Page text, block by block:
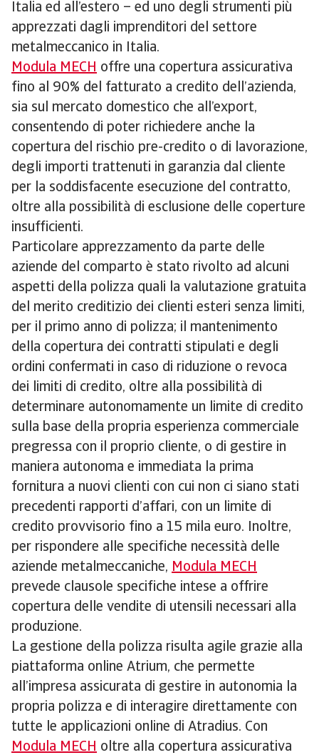
Italia ed all’estero – ed uno degli strumenti più
apprezzati dagli imprenditori del settore
metalmeccanico in Italia.
Modula MECH offre una copertura assicurativa
fino al 90% del fatturato a credito dell’azienda,
sia sul mercato domestico che all’export,
consentendo di poter richiedere anche la
copertura del rischio pre-credito o di lavorazione,
degli importi trattenuti in garanzia dal cliente
per la soddisfacente esecuzione del contratto,
oltre alla possibilità di esclusione delle coperture
insufficienti.
Particolare apprezzamento da parte delle
aziende del comparto è stato rivolto ad alcuni
aspetti della polizza quali la valutazione gratuita
del merito creditizio dei clienti esteri senza limiti,
per il primo anno di polizza; il mantenimento
della copertura dei contratti stipulati e degli
ordini confermati in caso di riduzione o revoca
dei limiti di credito, oltre alla possibilità di
determinare autonomamente un limite di credito
sulla base della propria esperienza commerciale
pregressa con il proprio cliente, o di gestire in
maniera autonoma e immediata la prima
fornitura a nuovi clienti con cui non ci siano stati
precedenti rapporti d’affari, con un limite di
credito provvisorio fino a 15 mila euro. Inoltre,
per rispondere alle specifiche necessità delle
aziende metalmeccaniche, Modula MECH
prevede clausole specifiche intese a offrire
copertura delle vendite di utensili necessari alla
produzione.
La gestione della polizza risulta agile grazie alla
piattaforma online Atrium, che permette
all’impresa assicurata di gestire in autonomia la
propria polizza e di interagire direttamente con
tutte le applicazioni online di Atradius. Con
Modula MECH oltre alla copertura assicurativa